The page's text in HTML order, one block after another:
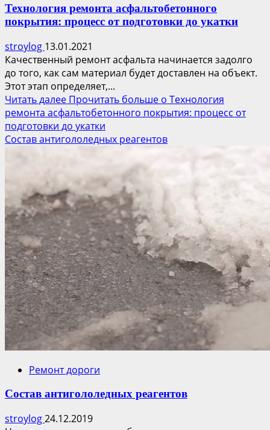
Технология ремонта асфальтобетонного
покрытия: процесс от подготовки до укатки
stroylog 13.01.2021
Качественный ремонт асфальта начинается задолго
до того, как сам материал будет доставлен на объект.
Этот этап определяет,...
Читать далее Прочитать больше о Технология
ремонта асфальтобетонного покрытия: процесс от
подготовки до укатки
Состав антигололедных реагентов
Ремонт дороги
Состав антигололедных реагентов
stroylog24.12.2019